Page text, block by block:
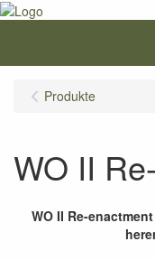
Produkte
WO II
WO II Re-